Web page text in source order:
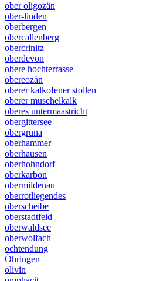
ober oligozän
ober-linden
oberbergen
obercallenberg
obercrinitz
oberdevon
obere hochterrasse
obereozän
oberer kalkofener stollen
oberer muschelkalk
oberes untermaastricht
obergittersee
obergruna
oberhammer
oberhausen
oberhohndorf
oberkarbon
obermildenau
oberrotliegendes
oberscheibe
oberstadtfeld
oberwaldsee
oberwolfach
ochtendung
Öhringen
olivin